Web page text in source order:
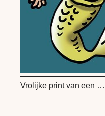
Vrolijke print van een zeemeermin meisje